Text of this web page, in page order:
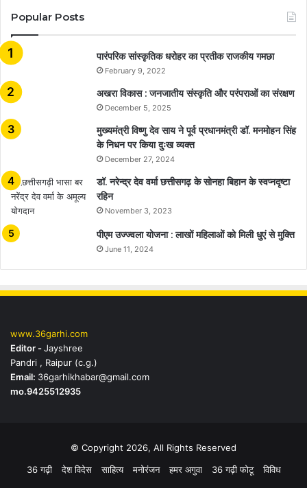
Popular Posts
​​​​​​​पारंपरिक सांस्कृतिक धरोहर का प्रतीक राजकीय गमछा
February 9, 2022
अखरा विकास : जनजातीय संस्कृति और परंपराओं का संरक्षण
December 5, 2025
मुख्यमंत्री विष्णु देव साय ने पूर्व प्रधानमंत्री डॉ. मनमोहन सिंह
के निधन पर किया दुःख व्यक्त
December 27, 2024
डॉ. नरेन्द्र देव वर्मा छत्तीसगढ़ के सोनहा बिहान के स्वप्नदृष्टा
रहिन
November 3, 2023
पीएम उज्ज्वला योजना : लाखों महिलाओं को मिली धुएं से मुक्ति
June 11, 2024
www.36garhi.com
Editor -Jayshree
Pandri , Raipur (c.g.)
Email: 36garhikhabar@gmail.com
mo.9425512935
© Copyright 2026, All Rights Reserved
36 गढ़ी
देश विदेस साहित्य मनोरंजन हमर अगुवा 36 गढ़ी फोटू विविध